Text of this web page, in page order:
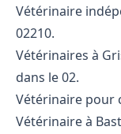
Vétérinaire
02210.
Vétérinaires à
dans le 02.
Vétérinaire pour
Vétérinaire à